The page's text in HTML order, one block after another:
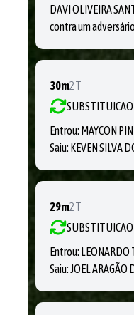
DAVI OLIVEIRA
contra um
30m2T
SUBSTITUICAO
Entrou: MAYCON
Saiu: KEVEN SILVA
29m2T
SUBSTITUICAO
Entrou: LEONARDO
Saiu:JOEL ARAGÃO